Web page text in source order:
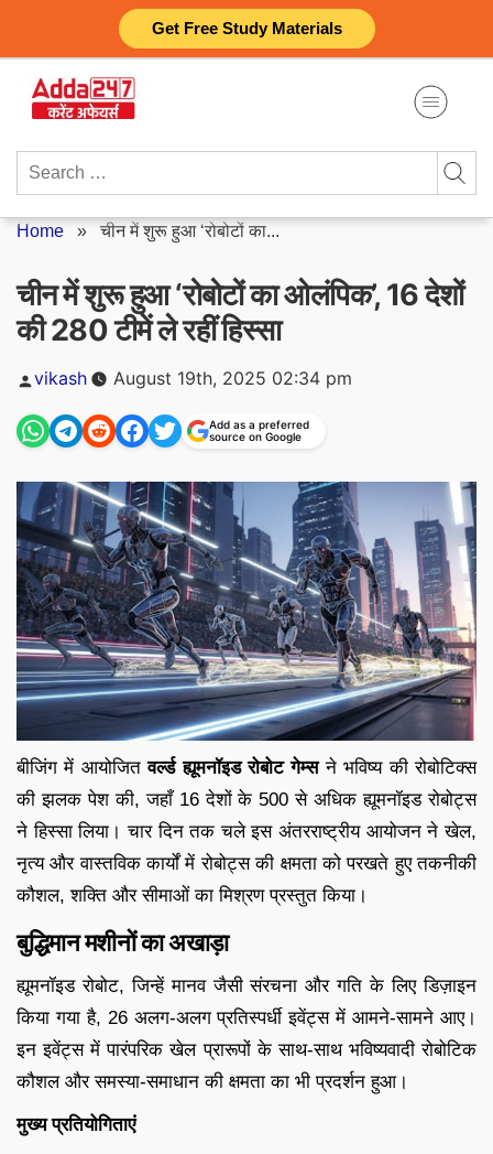
Get Free Study Materials
content
Search
Home »चीन में शुरू हुआ ‘रोबोटों का...
चीन में शुरू हुआ ‘रोबोटों का ओलंपिक’, 16 देशों
की 280 टीमें ले रहीं हिस्सा
Posted
vikash August 19th, 2025 02:34 pm
Add as a preferred
source on Google
बीजिंग में आयोजितवर्ल्ड ह्यूमनॉइड रोबोट गेम्सने भविष्य की रोबोटिक्स
की झलक पेश की, जहाँ 16 देशों के 500 से अधिक ह्यूमनॉइड रोबोट्स
ने हिस्सा लिया। चार दिन तक चले इस अंतरराष्ट्रीय आयोजन ने खेल,
नृत्य और वास्तविक कार्यों में रोबोट्स की क्षमता को परखते हुए तकनीकी
कौशल, शक्ति और सीमाओं का मिश्रण प्रस्तुत किया।
बुद्धिमान मशीनों का अखाड़ा
ह्यूमनॉइड रोबोट, जिन्हें मानव जैसी संरचना और गति के लिए डिज़ाइन
किया गया है, 26 अलग-अलग प्रतिस्पर्धी इवेंट्स में आमने-सामने आए।
इन इवेंट्स में पारंपरिक खेल प्रारूपों के साथ-साथ भविष्यवादी रोबोटिक
कौशल और समस्या-समाधान की क्षमता का भी प्रदर्शन हुआ।
मुख्य प्रतियोगिताएं